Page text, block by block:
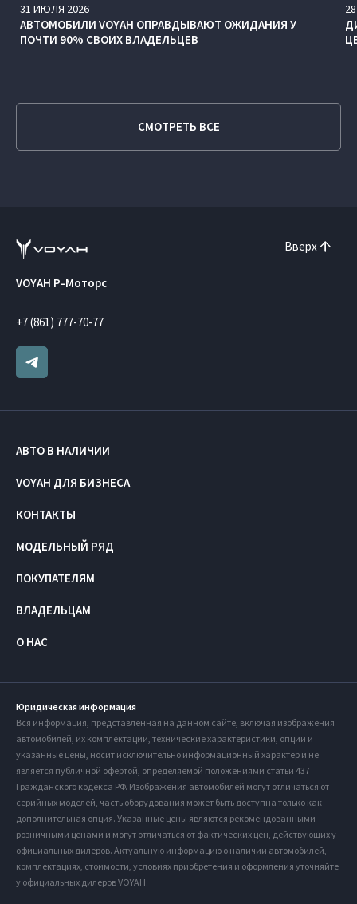
31 ИЮЛЯ 2026
АВТОМОБИЛИ VOYAH ОПРАВДЫВАЮТ ОЖИДАНИЯ У
ПОЧТИ 90% СВОИХ ВЛАДЕЛЬЦЕВ
28
СМОТРЕТЬ ВСЕ
Вверх
VOYAH Р-Моторс
+7 (861) 777-70-77
АВТО В НАЛИЧИИ
VOYAH ДЛЯ БИЗНЕСА
КОНТАКТЫ
МОДЕЛЬНЫЙ РЯД
ПОКУПАТЕЛЯМ
ВЛАДЕЛЬЦАМ
О НАС
Юридическая информация
Вся информация, представленная на данном сайте, включая изображения
автомобилей, их комплектации, технические характеристики, опции и
указанные цены, носит исключительно информационный характер и не
является публичной офертой, определяемой положениями статьи 437
Гражданского кодекса РФ. Изображения автомобилей могут отличаться от
серийных моделей, часть оборудования может быть доступна только как
дополнительная опция. Указанные цены являются рекомендованными
розничными ценами и могут отличаться от фактических цен, действующих у
официальных дилеров. Актуальную информацию о наличии автомобилей,
комплектациях, стоимости, условиях приобретения и оформления уточняйте
у официальных дилеров VOYAH.